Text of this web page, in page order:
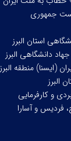
جمهوری
استان البرز
دانشگاهی البرز
(ایسنا) منطقه البرز
البرز
و کارفرمایی
فردیس و آسارا